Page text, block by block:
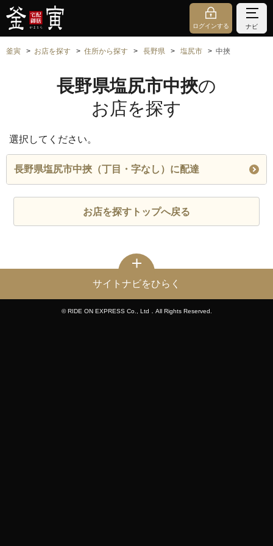
ログインする ナビ
釜寅 お店を探す 住所から探す 長野県 塩尻市 中挾
長野県塩尻市中挾の
お店を探す
選択してください。
長野県塩尻市中挾（丁目・字なし）に配達
お店を探すトップへ戻る
サイトナビをひらく
© RIDE ON EXPRESS Co., Ltd．All Rights Reserved.